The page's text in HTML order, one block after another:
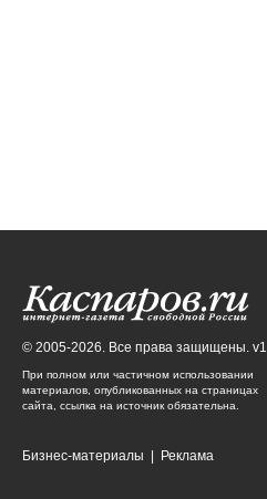
© 2005-2026. Все права защищены. v1
При полном или частичном использовании
материалов, опубликованных на страницах
сайта, ссылка на источник обязательна.
Бизнес-материалы Реклама